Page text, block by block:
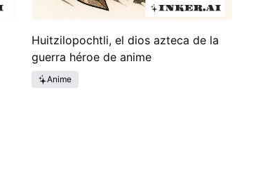
Huitzilopochtli, el dios azteca de la
guerra héroe de anime
Anime